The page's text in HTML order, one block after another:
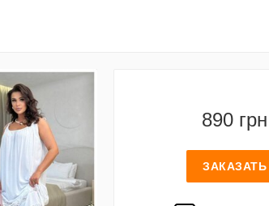
890 грн
ЗАКАЗАТЬ